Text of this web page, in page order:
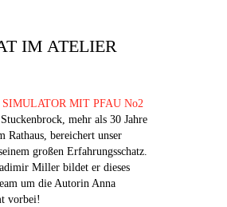
IM ATELIER
SIMULATOR MIT PFAU No2
mehr als 30 Jahre
Rathaus, bereichert unser
großen Erfahrungsschatz.
Miller bildet er dieses
um die Autorin Anna
vorbei!